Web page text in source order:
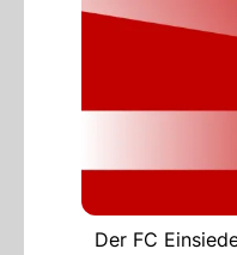
Der FC